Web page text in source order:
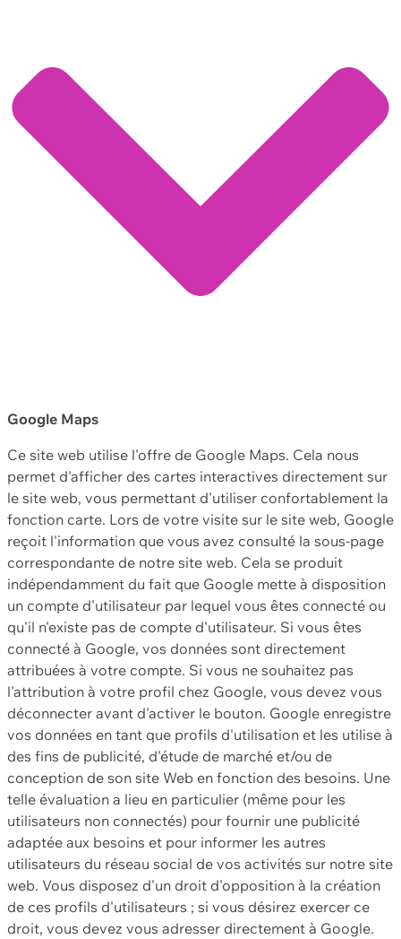
Google Maps
Ce site web utilise l'offre de Google Maps. Cela nous
permet d'afficher des cartes interactives directement sur
le site web, vous permettant d'utiliser confortablement la
fonction carte. Lors de votre visite sur le site web, Google
reçoit l'information que vous avez consulté la sous-page
correspondante de notre site web. Cela se produit
indépendamment du fait que Google mette à disposition
un compte d'utilisateur par lequel vous êtes connecté ou
qu'il n'existe pas de compte d'utilisateur. Si vous êtes
connecté à Google, vos données sont directement
attribuées à votre compte. Si vous ne souhaitez pas
l'attribution à votre profil chez Google, vous devez vous
déconnecter avant d'activer le bouton. Google enregistre
vos données en tant que profils d'utilisation et les utilise à
des fins de publicité, d'étude de marché et/ou de
conception de son site Web en fonction des besoins. Une
telle évaluation a lieu en particulier (même pour les
utilisateurs non connectés) pour fournir une publicité
adaptée aux besoins et pour informer les autres
utilisateurs du réseau social de vos activités sur notre site
web. Vous disposez d'un droit d'opposition à la création
de ces profils d'utilisateurs ; si vous désirez exercer ce
droit, vous devez vous adresser directement à Google.